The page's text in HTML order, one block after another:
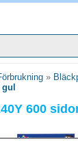
»
600